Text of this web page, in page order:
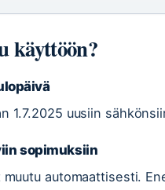
käyttöön?
1.7.2025 uusiin
sopimuksiin
automaattisesti.